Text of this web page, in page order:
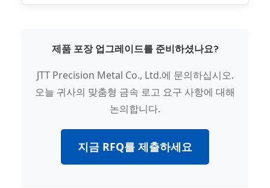
제품 포장 업그레이드를 준비하셨나요?
JTT Precision Metal Co., Ltd.에 문의하십시오.
오늘 귀사의 맞춤형 금속 로고 요구 사항에 대해
논의합니다.
지금 RFQ를 제출하세요